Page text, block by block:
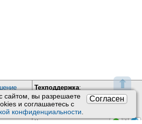
⬆
Согласен
сайтом, вы разрешаете
и соглашаетесь с
конфиденциальности.
большинстве случаев оно
протекает с поражением височной
артерии. Клиническая
ревматология включает болезнь
Хортона в группу системных
данных
Техподдержка:
Обратная связь
Почта: kiberis@mail.ru